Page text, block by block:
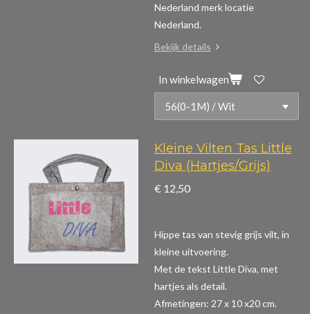
Nederland merk locatie
Nederland.
Bekijk details
In winkelwagen
Kleine Vilten Tas Little
Diva (Hartjes/Grijs)
€ 12,50
Hippe tas van stevig grijs vilt, in
kleine uitvoering.
Met de tekst Little Diva, met
hartjes als detail.
Afmetingen: 27 x 10 x20 cm.